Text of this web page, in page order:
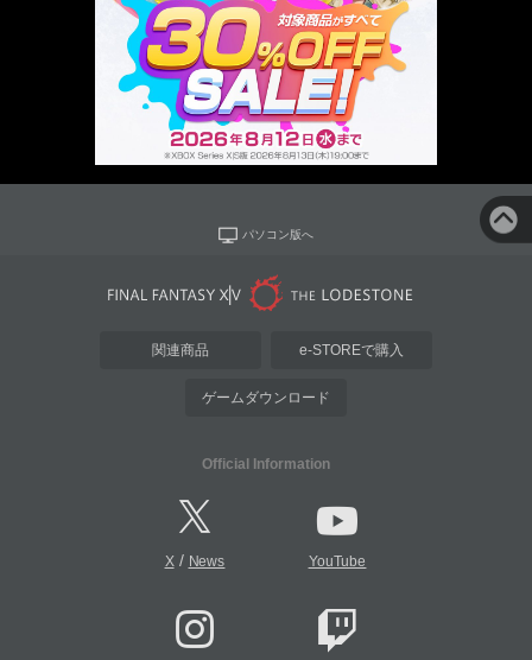
パソコン版へ
関連商品 e-STOREで購入
ゲームダウンロード
Official Information
X/ News YouTube